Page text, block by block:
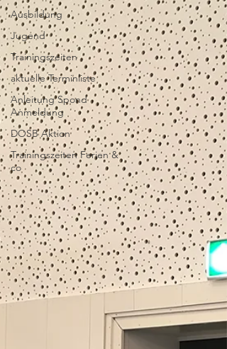
Ausbildung
Jugend
Trainingszeiten
aktuelle Terminliste
Anleitung Spond
Anmeldung
DOSB Aktion
Trainingszeiten Ferien &
co